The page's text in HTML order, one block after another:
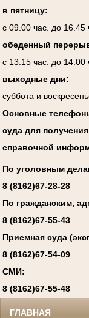
в пятницу:
с 09.00 час. до 16.45
обеденный
с 13.15 час. до 14.00
выходные дни:
суббота и
Основные
суда для получения
справочной
По уголовным
8 (8162)67-28-28
По гражданским,
8 (8162)67-55-43
Приемная суда
8 (8162)67-54-09
СМИ:
8 (8162)67-55-48
ГЛАВНАЯ